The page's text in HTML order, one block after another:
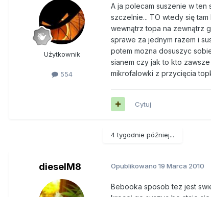
Użytkownik
554
A ja polecam suszenie w ten
szczelnie... TO wtedy się
wewnątrz topa na zewnątrz
sprawe za jednym razem i
potem mozna dosuszyc
sianem czy jak to kto
mikrofalowki z przycięcia
Cytuj
4 tygodnie później...
dieselM8 Opublikowano 19 Marca 2010
Bebooka sposob tez jest